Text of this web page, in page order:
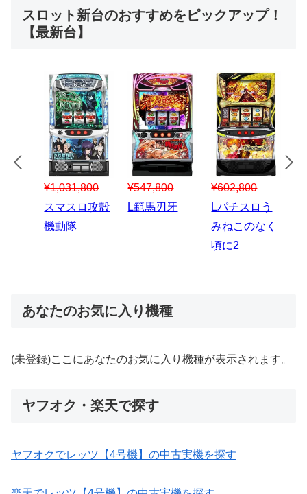
スロット新台のおすすめをピックアップ！
【最新台】
¥547,800
スマスロハナ
ビ
¥150,000
スマスロ秘宝
¥1,867,800
Lパチスロ 炎
炎ノ消防隊2
あなたのお気に入り機種
(未登録)ここにあなたのお気に入り機種が表示されます。
ヤフオク・楽天で探す
ヤフオクでレッツ【4号機】の中古実機を探す